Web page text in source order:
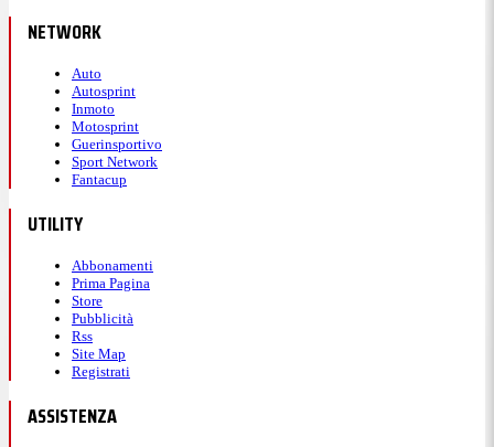
NETWORK
Auto
Autosprint
Inmoto
Motosprint
Guerinsportivo
Sport Network
Fantacup
UTILITY
Abbonamenti
Prima Pagina
Store
Pubblicità
Rss
Site Map
Registrati
ASSISTENZA